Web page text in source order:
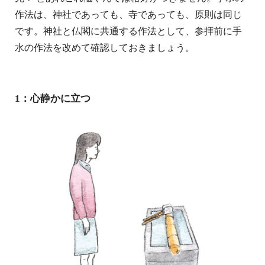
作法は、神社であっても、寺であっても、原則は同じ
です。神社と仏閣に共通する作法として、参拝前に手
水の作法を改めて確認しておきましょう。
1：心静かに立つ